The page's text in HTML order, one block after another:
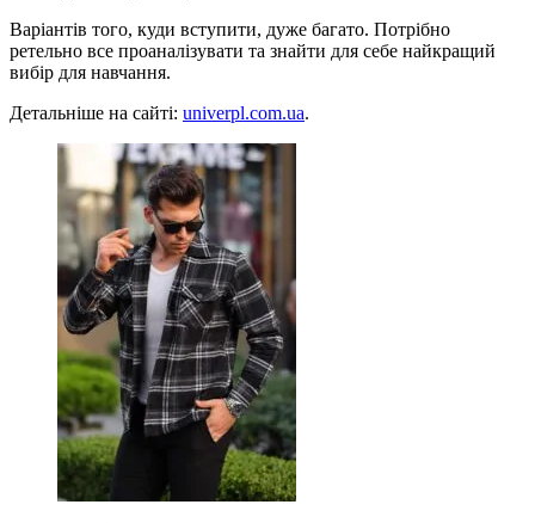
Варіантів того, куди вступити, дуже багато. Потрібно
ретельно все проаналізувати та знайти для себе найкращий
вибір для навчання.
Детальніше на сайті: univerpl.com.ua.